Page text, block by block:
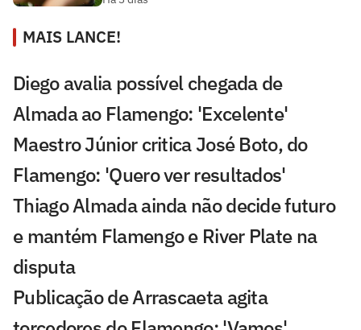
MAIS LANCE!
Diego avalia possível chegada de
Almada ao Flamengo: 'Excelente'
Maestro Júnior critica José Boto, do
Flamengo: 'Quero ver resultados'
Thiago Almada ainda não decide futuro
e mantém Flamengo e River Plate na
disputa
Publicação de Arrascaeta agita